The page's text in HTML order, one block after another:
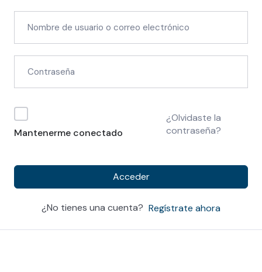
Mantenerme conectado
¿Olvidaste la
contraseña?
Acceder
¿No tienes una cuenta? Regístrate ahora